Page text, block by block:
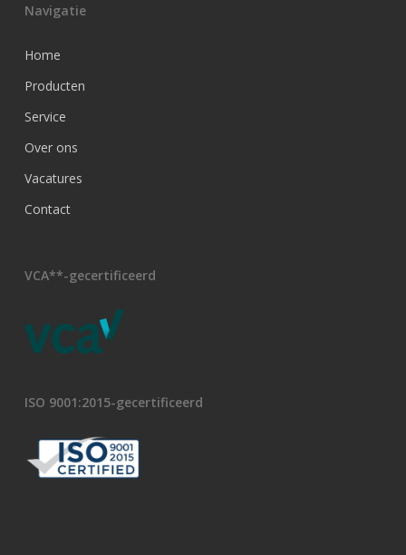
Navigatie
Home
Producten
Service
Over ons
Vacatures
Contact
VCA**-gecertificeerd
ISO 9001:2015-gecertificeerd